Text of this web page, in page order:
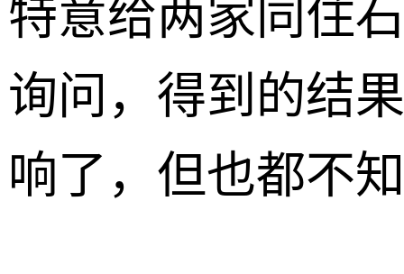
特意给两家同住
询问，得到的结
响了，但也都不